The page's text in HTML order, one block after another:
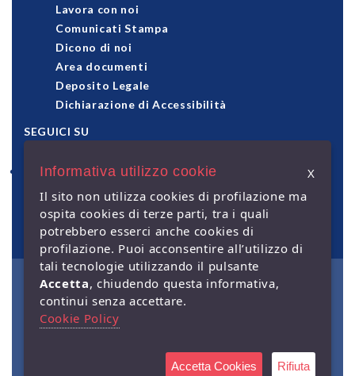
Lavora con noi
Comunicati Stampa
Dicono di noi
Area documenti
Deposito Legale
Dichiarazione di Accessibilità
SEGUICI SU
pagamenti accettati
© Giuffrè Francis Lefebvre
S.p.A. - Capitale Sociale €
socio unico. Società soggetta
alla direzione e coordinamento
Informativa utilizzo cookie
X
Il sito non utilizza cookies di profilazione ma
ospita cookies di terze parti, tra i quali
potrebbero esserci anche cookies di
profilazione. Puoi acconsentire all’utilizzo di
tali tecnologie utilizzando il pulsante
Accetta, chiudendo questa informativa,
continui senza accettare.
Cookie Policy
Accetta Cookies Rifiuta